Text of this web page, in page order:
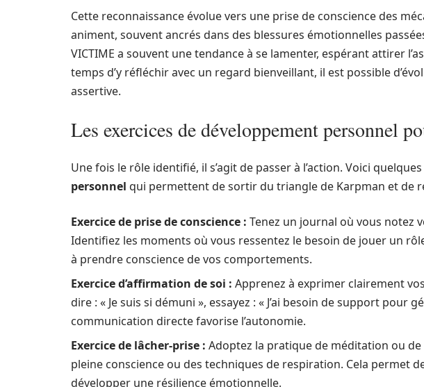
Cette reconnaissance évolue vers une prise de conscience des
animent, souvent ancrés dans des blessures émotionnelles
VICTIME a souvent une tendance à se lamenter, espérant attirer
temps d’y réfléchir avec un regard bienveillant, il est possible
assertive.
Les exercices de développement personnel
Une fois le rôle identifié, il s’agit de passer à l’action. Voici quelques
personnel qui permettent de sortir du triangle de Karpman et de
Exercice de prise de conscience : Tenez un journal où vous notez
Identifiez les moments où vous ressentez le besoin de jouer un
à prendre conscience de vos comportements.
Exercice d’affirmation de soi : Apprenez à exprimer clairement
dire : « Je suis si démuni », essayez : « J’ai besoin de support pour
communication directe favorise l’autonomie.
Exercice de lâcher-prise : Adoptez la pratique de méditation ou
pleine conscience ou des techniques de respiration. Cela permet
développer une résilience émotionnelle.